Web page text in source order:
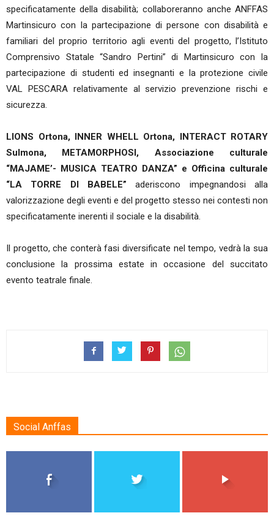
specificatamente della disabilità; collaboreranno anche ANFFAS
Martinsicuro con la partecipazione di persone con disabilità e
familiari del proprio territorio agli eventi del progetto, l’Istituto
Comprensivo Statale “Sandro Pertini” di Martinsicuro con la
partecipazione di studenti ed insegnanti e la protezione civile
VAL PESCARA relativamente al servizio prevenzione rischi e
sicurezza.
LIONS Ortona, INNER WHELL Ortona, INTERACT ROTARY
Sulmona, METAMORPHOSI, Associazione culturale
“MAJAME’- MUSICA TEATRO DANZA” e Officina culturale
“LA TORRE DI BABELE” aderiscono impegnandosi alla
valorizzazione degli eventi e del progetto stesso nei contesti non
specificatamente inerenti il sociale e la disabilità.
Il progetto, che conterà fasi diversificate nel tempo, vedrà la sua
conclusione la prossima estate in occasione del succitato
evento teatrale finale.
Social Anffas